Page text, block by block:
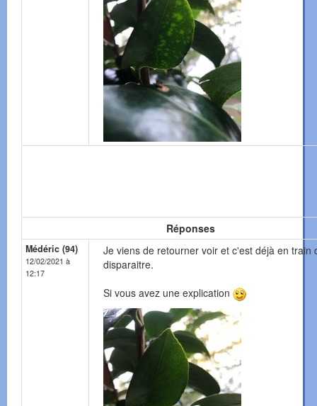
Réponses
Médéric (94)
12/02/2021 à
12:17
Je viens de retourner voir et c'est déjà en train
disparaitre.
Si vous avez une explication